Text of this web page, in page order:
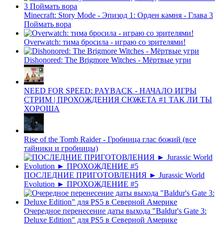
Minecraft: Story Mode - Эпизод 1: Орден камня - Глава 3
Поймать вора
Overwatch: тима бросила - играю со зрителями!
Dishonored: The Brigmore Witches - Мёртвые угри
NEED FOR SPEED: PAYBACK - НАЧАЛО ИГРЫ
СТРИМ | ПРОХОЖДЕНИЯ СЮЖЕТА #1 ТАК ЛИ ТЫ
ХОРОША
Rise of the Tomb Raider - Гробница глас божий (все
тайники и гробницы)
ПОСЛЕДНИЕ ПРИГОТОВЛЕНИЯ ► Jurassic World
Evolution ► ПРОХОЖДЕНИЕ #5
Очередное перенесение даты выхода "Baldur's Gate 3:
Deluxe Edition" для PS5 в Северной Америке